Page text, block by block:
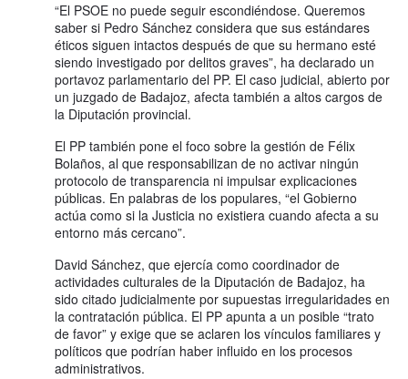
“El PSOE no puede seguir escondiéndose. Queremos
saber si Pedro Sánchez considera que sus estándares
éticos siguen intactos después de que su hermano esté
siendo investigado por delitos graves”, ha declarado un
portavoz parlamentario del PP. El caso judicial, abierto por
un juzgado de Badajoz, afecta también a altos cargos de
la Diputación provincial.
El PP también pone el foco sobre la gestión de Félix
Bolaños, al que responsabilizan de no activar ningún
protocolo de transparencia ni impulsar explicaciones
públicas. En palabras de los populares, “el Gobierno
actúa como si la Justicia no existiera cuando afecta a su
entorno más cercano”.
David Sánchez, que ejercía como coordinador de
actividades culturales de la Diputación de Badajoz, ha
sido citado judicialmente por supuestas irregularidades en
la contratación pública. El PP apunta a un posible “trato
de favor” y exige que se aclaren los vínculos familiares y
políticos que podrían haber influido en los procesos
administrativos.